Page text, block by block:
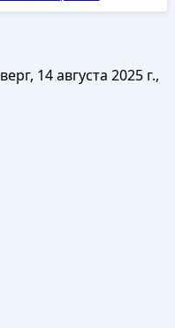
14 августа 2025 г.,